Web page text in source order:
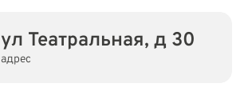
ул Театральная, д 30
адрес